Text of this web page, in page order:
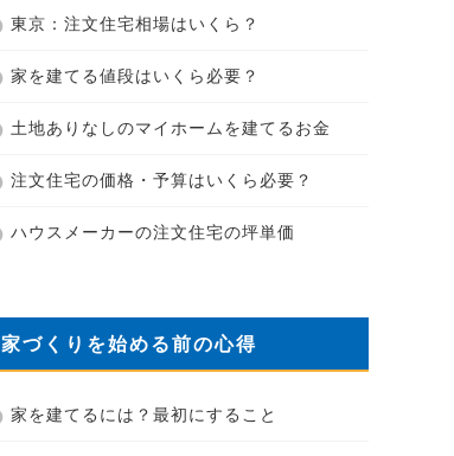
東京：注文住宅相場はいくら？
家を建てる値段はいくら必要？
土地ありなしのマイホームを建てるお金
注文住宅の価格・予算はいくら必要？
ハウスメーカーの注文住宅の坪単価
家づくりを始める前の心得
家を建てるには？最初にすること